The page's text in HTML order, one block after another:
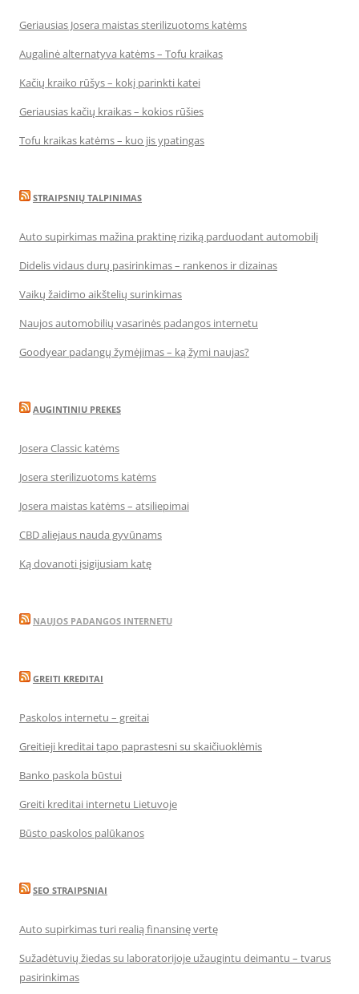
Geriausias Josera maistas sterilizuotoms katėms
Augalinė alternatyva katėms – Tofu kraikas
Kačių kraiko rūšys – kokį parinkti katei
Geriausias kačių kraikas – kokios rūšies
Tofu kraikas katėms – kuo jis ypatingas
STRAIPSNIŲ TALPINIMAS
Auto supirkimas mažina praktinę riziką parduodant automobilį
Didelis vidaus durų pasirinkimas – rankenos ir dizainas
Vaikų žaidimo aikštelių surinkimas
Naujos automobilių vasarinės padangos internetu
Goodyear padangų žymėjimas – ką žymi naujas?
AUGINTINIU PREKES
Josera Classic katėms
Josera sterilizuotoms katėms
Josera maistas katėms – atsiliepimai
CBD aliejaus nauda gyvūnams
Ką dovanoti įsigijusiam katę
NAUJOS PADANGOS INTERNETU
GREITI KREDITAI
Paskolos internetu – greitai
Greitieji kreditai tapo paprastesni su skaičiuoklėmis
Banko paskola būstui
Greiti kreditai internetu Lietuvoje
Būsto paskolos palūkanos
SEO STRAIPSNIAI
Auto supirkimas turi realią finansinę vertę
Sužadėtuvių žiedas su laboratorijoje užaugintu deimantu – tvarus
pasirinkimas